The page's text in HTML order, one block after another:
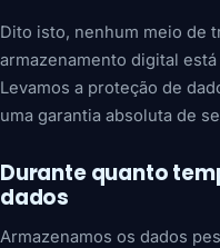
Dito isto, nenhum meio de
armazenamento digital
Levamos a proteção de
uma garantia absoluta de
Durante quanto
dados
Armazenamos os dados